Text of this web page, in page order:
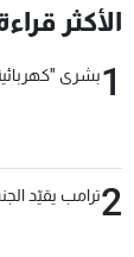
الأكثر
1بشرى
2ترامب يقيّد
عن MTV
الإنـتـاج